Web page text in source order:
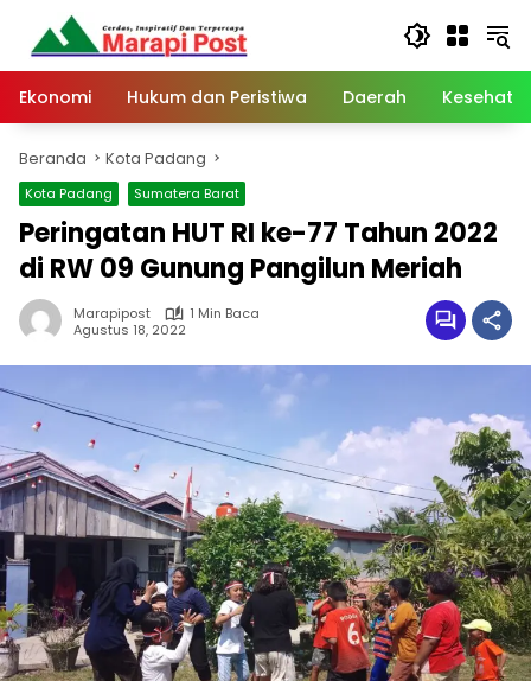
Langsung
konten
Ekonomi
Hukum dan Peristiwa Daerah
Beranda Kota Padang
Kota Padang Sumatera Barat
Peringatan HUT RI ke-77 Tahun 2022
di RW 09 Gunung Pangilun Meriah
Marapipost
1 Min Baca
Agustus 18, 2022